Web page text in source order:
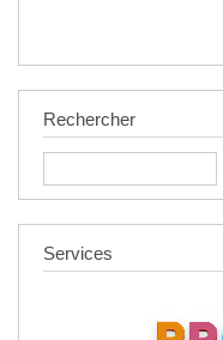
Rechercher
Services